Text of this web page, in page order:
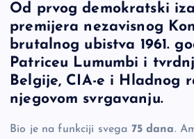
c
e
b
o
o
k
p
y
Li
n
k
se
n
g
er
er ar
e
Od prvog demokratski
premijera nezavisnog
brutalnog ubistva 1961.
Patriceu Lumumbi i
Belgije, CIA-e i Hladnog
njegovom svrgavanju.
Bio je na funkciji svega 75 dana.